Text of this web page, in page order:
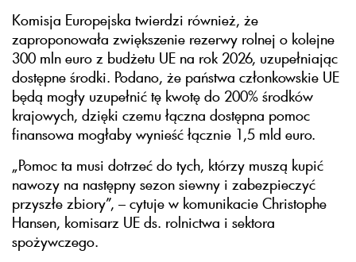
Komisja Europejska twierdzi również, że
zaproponowała zwiększenie rezerwy rolnej o kolejne
300 mln euro z budżetu UE na rok 2026, uzupełniając
dostępne środki. Podano, że państwa członkowskie UE
będą mogły uzupełnić tę kwotę do 200% środków
krajowych, dzięki czemu łączna dostępna pomoc
finansowa mogłaby wynieść łącznie 1,5 mld euro.
„Pomoc ta musi dotrzeć do tych, którzy muszą kupić
nawozy na następny sezon siewny i zabezpieczyć
przyszłe zbiory”, – cytuje w komunikacie Christophe
Hansen, komisarz UE ds. rolnictwa i sektora
spożywczego.